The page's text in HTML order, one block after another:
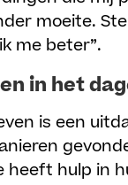
moeite.
me beter”.
in het
is een
heeft hulp in